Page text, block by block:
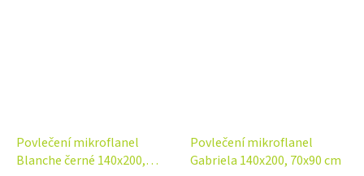
Povlečení mikroflanel
Blanche černé 140x200,
Povlečení mikroflanel
Gabriela 140x200, 70x90 cm